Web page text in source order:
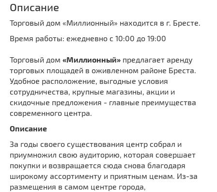
Описание
Торговый дом «Миллионный» находится в г. Бресте.
Время работы: ежедневно с 10:00 до 19:00
Торговый дом «Миллионный» предлагает аренду
торговых площадей в оживленном районе Бреста.
Удобное расположение, выгодные условия
сотрудничества, крупные магазины, акции и
скидочные предложения - главные преимущества
современного центра.
Описание
За годы своего существования центр собрал и
приумножил свою аудиторию, которая совершает
покупки и возвращается сюда снова благодаря
широкому ассортименту и приятным ценам. Из-за
размещения в самом центре города,